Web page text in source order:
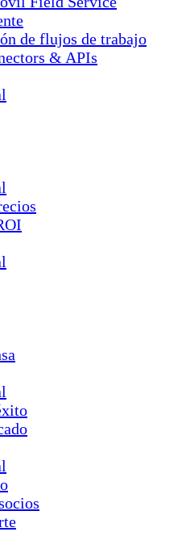
de flujos de trabajo
& APIs